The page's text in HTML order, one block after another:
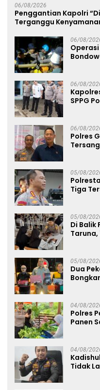
06/08/2026
Penggantian Kapolri
Terganggu
06/08/
06/08/
SPPG
06/08/
Polres
05/08/
Tiga
05/08/
Di Balik
Taruna,
05/08/
Dua
04/08/
Polres
Panen
04/08/
Tidak